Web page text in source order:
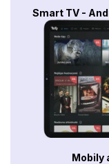
Smart TV -
Mobily